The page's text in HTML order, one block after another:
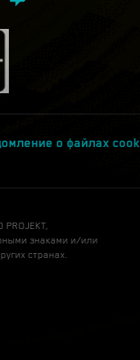
о файлах
знаками и/или
странах.